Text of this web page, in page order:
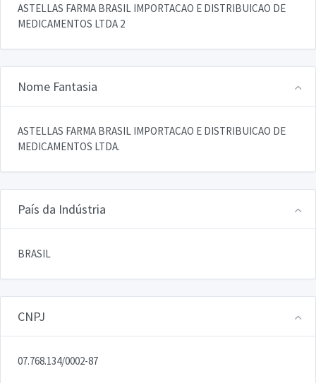
ASTELLAS FARMA BRASIL IMPORTACAO E DISTRIBUICAO DE
MEDICAMENTOS LTDA 2
Nome Fantasia
ASTELLAS FARMA BRASIL IMPORTACAO E DISTRIBUICAO DE
MEDICAMENTOS LTDA.
País da Indústria
BRASIL
CNPJ
07.768.134/0002-87